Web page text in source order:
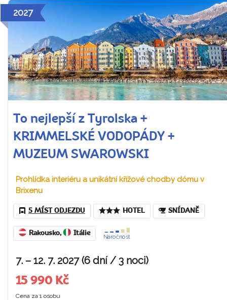
2027
To nejlepší z Tyrolska +
KRIMMELSKÉ VODOPÁDY +
MUZEUM SWAROWSKI
Prohlídka interiéru a unikátní křížové chodby dómu v
Brixenu
5 MÍST ODJEZDU HOTEL SNÍDANĚ
Rakousko, Itálie
Náročnost
7. – 12. 7. 2027 (6 dní / 3 noci)
15 990 Kč
Cena za 1 osobu